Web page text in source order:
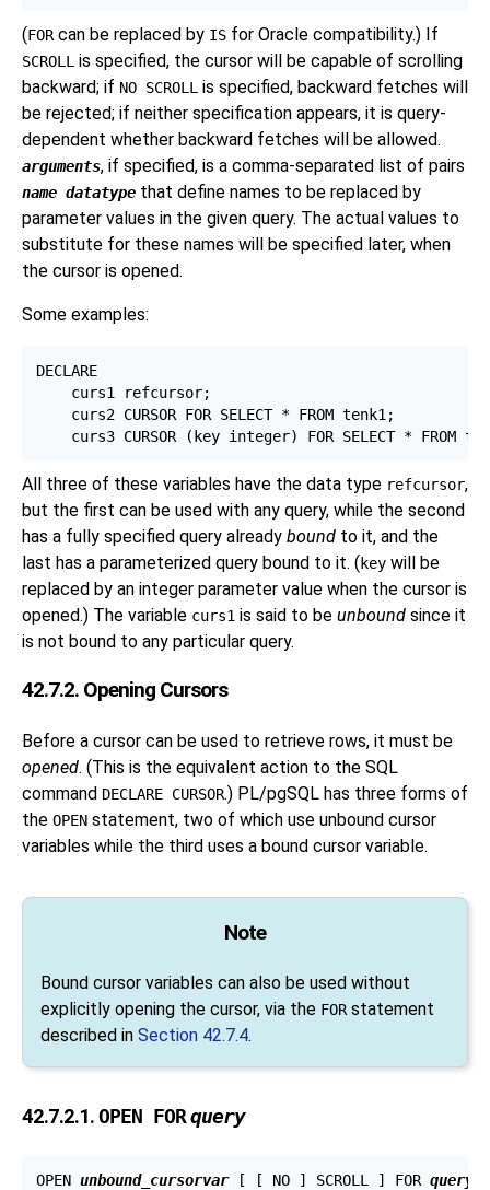
(FORcan be replaced by IS for Oracle compatibility.) If
SCROLL is specified, the cursor will be capable of scrolling
backward; if NO SCROLL is specified, backward fetches will
be rejected; if neither specification appears, it is query-
dependent whether backward fetches will be allowed.
arguments, if specified, is a comma-separated list of pairs
name datatype that define names to be replaced by
parameter values in the given query. The actual values to
substitute for these names will be specified later, when
the cursor is opened.
Some examples:
DECLARE
    curs1 refcursor;
    curs2 CURSOR FOR SELECT * FROM tenk1;
All three of these variables have the data type refcursor,
but the first can be used with any query, while the second
has a fully specified query already bound to it, and the
last has a parameterized query bound to it. ( key will be
replaced by an integer parameter value when the cursor is
opened.) The variable curs1 is said to be unbound since it
is not bound to any particular query.
42.7.2. Opening Cursors
Before a cursor can be used to retrieve rows, it must be
opened. (This is the equivalent action to the SQL
command DECLARE CURSOR.) PL/pgSQL has three forms of
the OPEN statement, two of which use unbound cursor
variables while the third uses a bound cursor variable.
Note
Bound cursor variables can also be used without
explicitly opening the cursor, via the FORstatement
described in Section 42.7.4.
42.7.2.1.OPEN FORquery
OPEN unbound_cursorvar [ [ NO ] SCROLL ] FOR query